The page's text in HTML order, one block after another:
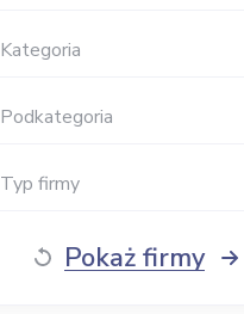
Kategoria
Podkategoria
Typ firmy
Pokaż firmy